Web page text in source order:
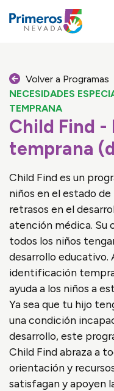
Volver a Programas
NECESIDADES
TEMPRANA
Child Find
temprana
Child Find es un
niños en el estado
retrasos en el
atención médica. Su
todos los niños
desarrollo educativo.
identificación
ayuda a los niños a
Ya sea que tu hijo
una condición
desarrollo, este
Child Find abraza a
orientación y
satisfagan y apoyen